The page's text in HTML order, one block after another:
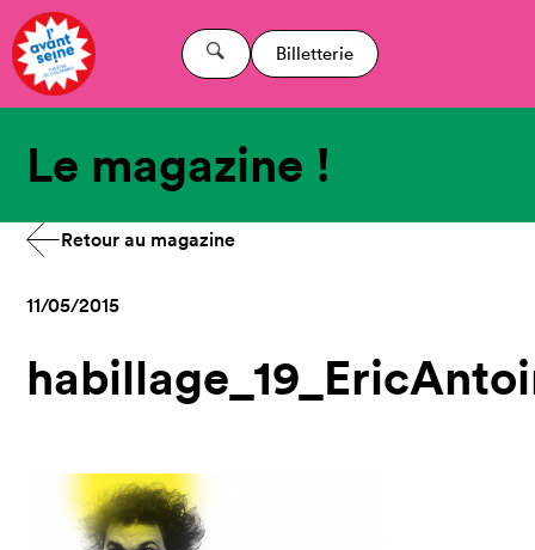
Billetterie
Le magazine !
Retour au magazine
11/05/2015